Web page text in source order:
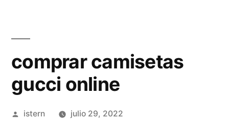
comprar camisetas
gucci online
Publicado
istern julio 29, 2022